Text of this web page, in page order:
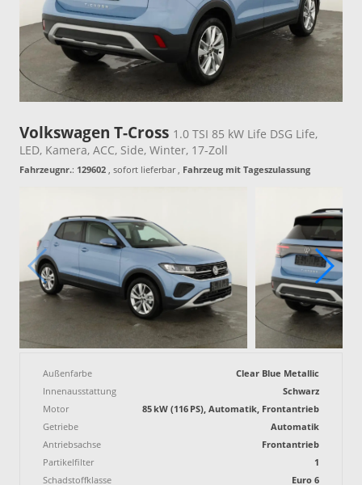
Volkswagen T-Cross 1.0 TSI 85 kW Life DSG Life,
LED, Kamera, ACC, Side, Winter, 17-Zoll
Fahrzeugnr.: 129602 , sofort lieferbar, Fahrzeug mit Tageszulassung
Außenfarbe
Clear Blue Metallic
Innenausstattung
Schwarz
Motor
85 kW (116 PS), Automatik, Frontantrieb
Getriebe
Automatik
Antriebsachse
Frontantrieb
Partikelfilter
1
Schadstoffklasse
Euro 6